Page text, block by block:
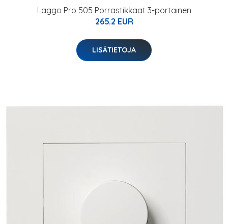
Laggo Pro 505 Porrastikkaat 3-portainen
265.2 EUR
LISÄTIETOJA